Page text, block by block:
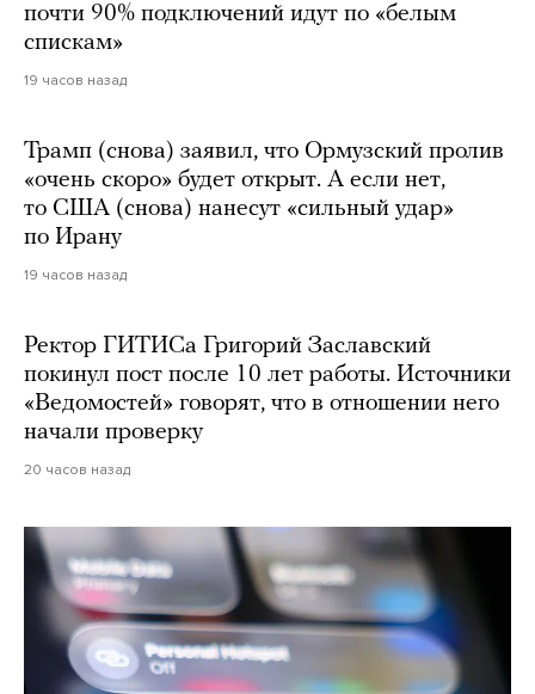
почти 90% подключений идут по «белым
спискам»
19 часов назад
Трамп (снова) заявил, что Ормузский пролив
«очень скоро» будет открыт. А если нет,
то США (снова) нанесут «сильный удар»
по Ирану
19 часов назад
Ректор ГИТИСа Григорий Заславский
покинул пост после 10 лет работы. Источники
«Ведомостей» говорят, что в отношении него
начали проверку
20 часов назад